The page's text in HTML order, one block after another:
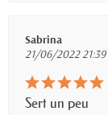
Sabrina
21/06/2022 21:39
Sert un peu